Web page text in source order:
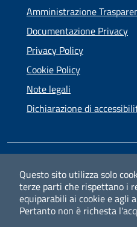
Questo sito utilizza solo
terze parti che rispettano i
equiparabili ai cookie e
Pertanto non è richesta
Amministrazione
Documentazione Privacy
Privacy Policy
Cookie Policy
Note legali
Dichiarazione di
FacebookInstagram